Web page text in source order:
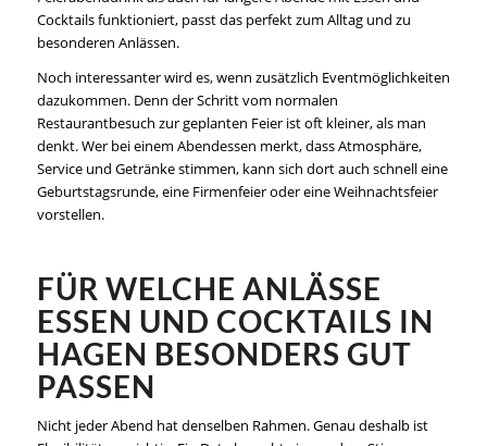
Cocktails funktioniert, passt das perfekt zum Alltag und zu
besonderen Anlässen.
Noch interessanter wird es, wenn zusätzlich Eventmöglichkeiten
dazukommen. Denn der Schritt vom normalen
Restaurantbesuch zur geplanten Feier ist oft kleiner, als man
denkt. Wer bei einem Abendessen merkt, dass Atmosphäre,
Service und Getränke stimmen, kann sich dort auch schnell eine
Geburtstagsrunde, eine Firmenfeier oder eine Weihnachtsfeier
vorstellen.
FÜR WELCHE ANLÄSSE
ESSEN UND COCKTAILS IN
HAGEN BESONDERS GUT
PASSEN
Nicht jeder Abend hat denselben Rahmen. Genau deshalb ist